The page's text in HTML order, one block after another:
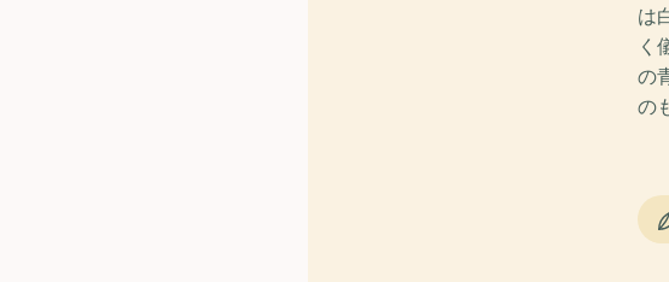
は
く
の
の